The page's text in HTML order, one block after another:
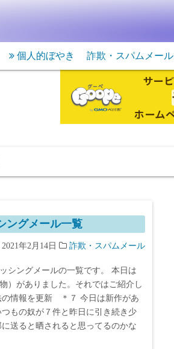
個人的ぼやき 詐欺・スパムメール
ングメール一覧
年2月14日 詐欺・スパムメール
シングメールの一覧です。 本日は
）がありました。それではご紹介し
の情報を更新 ＊７ 今日は新作があ
もの奴が７件と昨日に引き続き少
送ると晒されると思ってるのかな